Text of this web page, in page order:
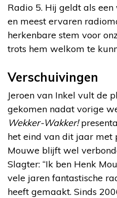
Radio 5. Hij geldt als een
en meest ervaren
herkenbare stem voor
trots hem welkom te
Verschuivingen
Jeroen van Inkel vult de
gekomen nadat vorige
Wekker-Wakker!
het eind van dit jaar met
Mouwe blijft wel
Slagter: “Ik ben Henk
vele jaren fantastische
heeft gemaakt. Sinds